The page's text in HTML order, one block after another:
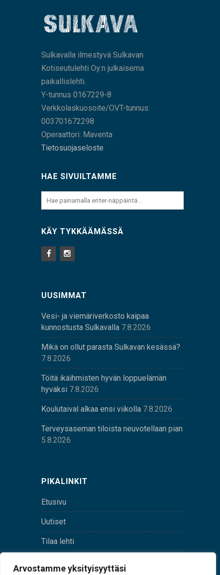
Arvostamme yksityisyyttäsi
Sulkavalla ilmestyvä Sulkavan
Kotiseutulehti Oy:n julkaisema
paikallislehti.
Y-tunnus 0167229-8
Verkkolaskuosoite/OVT-tunnus:
003701672298
Operaattori: Maventa
Tietosuojaseloste
HAE SIVUILTAMME
KÄY TYKKÄÄMÄSSÄ
UUSIMMAT
Vesi- ja viemäriverkosto kaipaa
kunnostusta Sulkavalla 7.8.2026
Mikä on ollut parasta Sulkavan kesässä?
7.8.2026
Töitä ikäihmisten hyvän loppuelämän
hyväksi 7.8.2026
Koulutaival alkaa ensi viikolla 7.8.2026
Terveysaseman tiloista neuvotellaan pian
5.8.2026
PIKALINKIT
Etusivu
Uutiset
Tilaa lehti